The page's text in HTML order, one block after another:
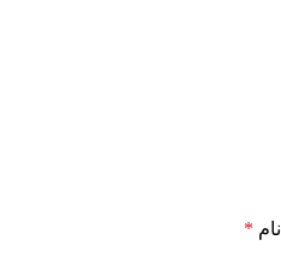
نام *